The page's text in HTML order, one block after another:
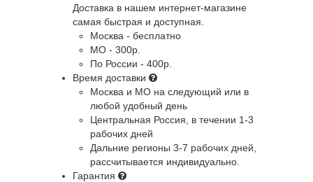
Доставка в нашем интернет-магазине
самая быстрая и доступная.
Москва - бесплатно
МО - 300р.
По России - 400р.
Время доставки
Москва и МО на следующий или в
любой удобный день
Центральная Россия , в течении 1-3
рабочих дней
Дальние регионы 3-7 рабочих дней,
рассчитывается индивидуально.
Гарантия